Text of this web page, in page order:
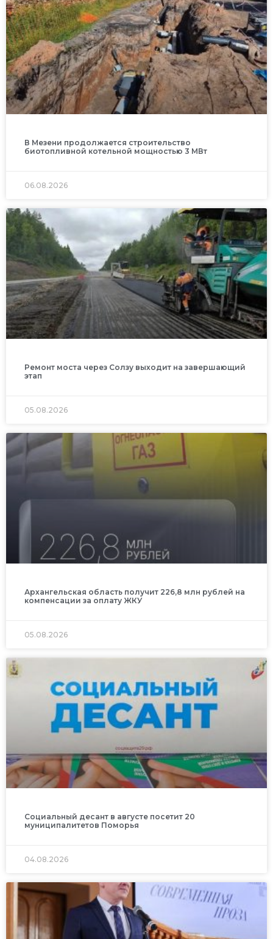
В Мезени продолжается строительство
биотопливной котельной мощностью 3 МВт
06.08.2026
Ремонт моста через Солзу выходит на завершающий
этап
05.08.2026
Архангельская область получит 226,8 млн рублей на
компенсации за оплату ЖКУ
05.08.2026
Социальный десант в августе посетит 20
муниципалитетов Поморья
04.08.2026